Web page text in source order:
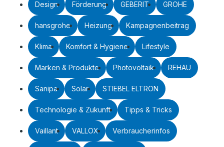
Design Förderung GEBERIT GROHE
hansgrohe Heizung Kampagnenbeitrag
Klima Komfort & Hygiene Lifestyle
Marken & Produkte Photovoltaik REHAU
Sanipa Solar STIEBEL ELTRON
Technologie & Zukunft Tipps & Tricks
Vaillant VALLOX Verbraucherinfos